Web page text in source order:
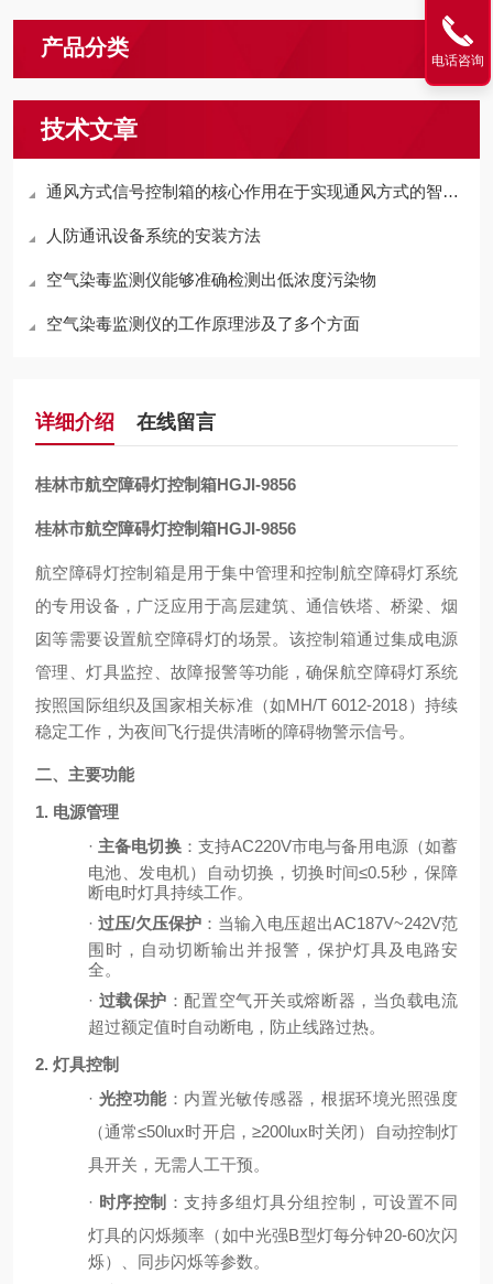
产品分类
技术文章
通风方式信号控制箱的核心作用在于实现通风方式的智能切换
人防通讯设备系统的安装方法
空气染毒监测仪能够准确检测出低浓度污染物
空气染毒监测仪的工作原理涉及了多个方面
详细介绍 在线留言
桂林市航空障碍灯控制箱HGJI-9856
桂林市航空障碍灯控制箱HGJI-9856
航空障碍灯控制箱是用于集中管理和控制航空障碍灯系统
的专用设备，广泛应用于高层建筑、通信铁塔、桥梁、烟
囱等需要设置航空障碍灯的场景。该控制箱通过集成电源
管理、灯具监控、故障报警等功能，确保航空障碍灯系统
按照国际组织及国家相关标准（如MH/T 6012-2018）持续
稳定工作，为夜间飞行提供清晰的障碍物警示信号。
二、主要功能
1. 电源管理
· 主备电切换：支持AC220V市电与备用电源（如蓄
电池、发电机）自动切换，切换时间≤0.5秒，保障
断电时灯具持续工作。
· 过压/欠压保护 ：当输入电压超出AC187V~242V范
围时，自动切断输出并报警，保护灯具及电路安
全。
· 过载保护 ：配置空气开关或熔断器，当负载电流
超过额定值时自动断电，防止线路过热。
2. 灯具控制
· 光控功能 ：内置光敏传感器，根据环境光照强度
（通常≤50lux时开启，≥200lux时关闭）自动控制灯
具开关，无需人工干预。
· 时序控制 ：支持多组灯具分组控制，可设置不同
灯具的闪烁频率（如中光强B型灯每分钟20-60次闪
烁）、同步闪烁等参数。
电话咨询